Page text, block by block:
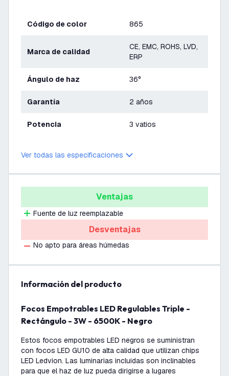
Código de color 865
Marca de calidad
CE, EMC, ROHS, LVD,
ERP
Ángulo de haz 36°
Garantía 2 años
Potencia 3 vatios
Ver todas las especificaciones
Ventajas
Fuente de luz reemplazable
Desventajas
No apto para áreas húmedas
información del producto
Focos Empotrables LED Regulables Triple -
Rectángulo - 3W - 6500K - Negro
Estos focos empotrables LED negros se suministran
con focos LED GU10 de alta calidad que utilizan chips
LED Ledvion. Las luminarias incluidas son inclinables
para que el haz de luz pueda dirigirse a lugares